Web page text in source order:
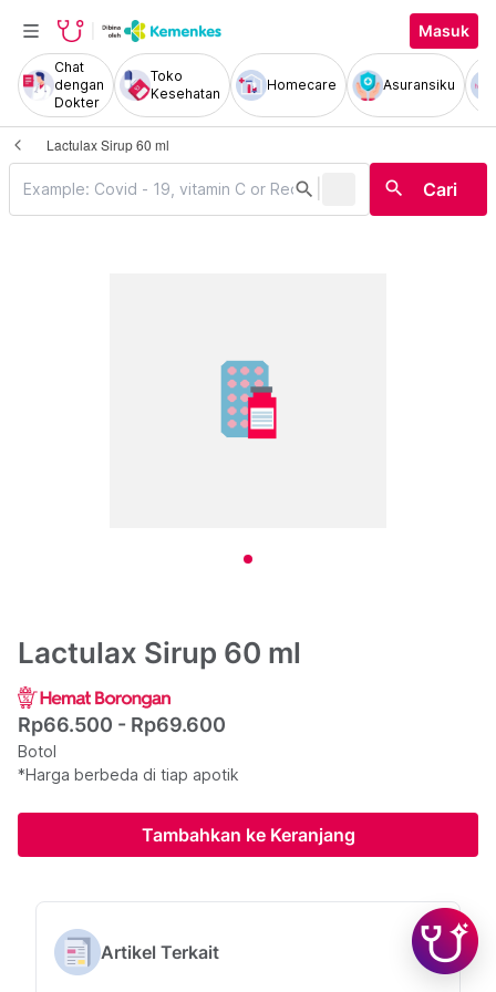
Masuk
Chat
dengan
Dokter
Toko
Kesehatan
Homecare Asuransiku
Lactulax Sirup 60 ml
search search Cari
Lactulax Sirup 60 ml
Rp66.500 - Rp69.600
Botol
*Harga berbeda di tiap apotik
Tambahkan ke Keranjang
Artikel Terkait